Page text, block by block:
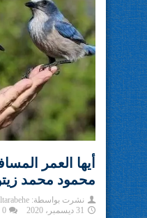
أيها العمر
محمود محمد
نشرت بواسطة:
31 ديسمبر، 2020
0